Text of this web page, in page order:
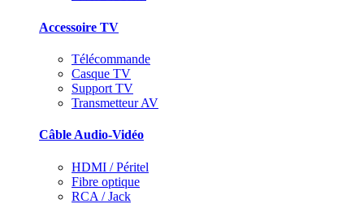
Accessoire TV
Télécommande
Casque TV
Support TV
Transmetteur AV
Câble Audio-Vidéo
HDMI / Péritel
Fibre optique
RCA / Jack